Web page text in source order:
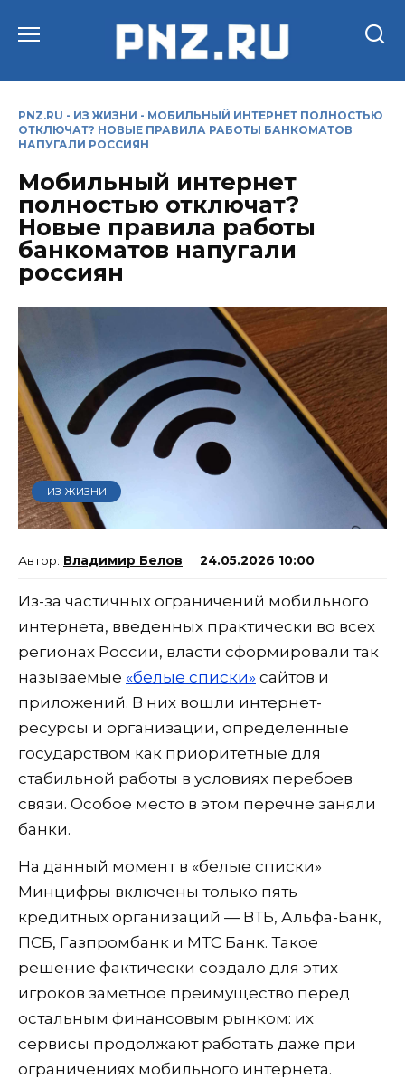
PNZ.RU - ИЗ ЖИЗНИ - МОБИЛЬНЫЙ ИНТЕРНЕТ ПОЛНОСТЬЮ
ОТКЛЮЧАТ? НОВЫЕ ПРАВИЛА РАБОТЫ БАНКОМАТОВ
НАПУГАЛИ РОССИЯН
Мобильный интернет
полностью отключат?
Новые правила работы
банкоматов напугали
россиян
ИЗ ЖИЗНИ
Владимир Белов 24.05.2026 10:00
Из-за частичных ограничений мобильного
интернета, введенных практически во всех
регионах России, власти сформировали так
называемые «белые списки» сайтов и
приложений. В них вошли интернет-
ресурсы и организации, определенные
государством как приоритетные для
стабильной работы в условиях перебоев
связи. Особое место в этом перечне заняли
банки.
На данный момент в «белые списки»
Минцифры включены только пять
кредитных организаций — ВТБ, Альфа-Банк,
ПСБ, Газпромбанк и МТС Банк. Такое
решение фактически создало для этих
игроков заметное преимущество перед
остальным финансовым рынком: их
сервисы продолжают работать даже при
ограничениях мобильного интернета.